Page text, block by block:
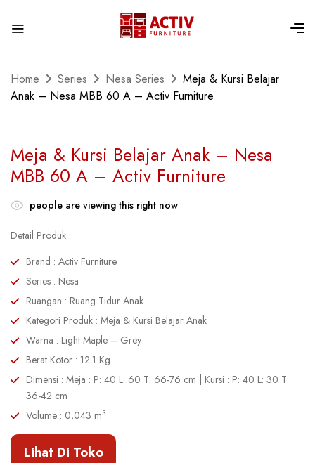
Home Series Nesa Series
Meja & Kursi Belajar
Anak – Nesa MBB 60 A – Activ Furniture
Meja & Kursi Belajar Anak – Nesa
MBB 60 A – Activ Furniture
people are viewing this right now
Detail Produk :
Brand : Activ Furniture
Series : Nesa
Ruangan : Ruang Tidur Anak
Kategori Produk : Meja & Kursi Belajar Anak
Warna : Light Maple – Grey
Berat Kotor : 12.1 Kg
Dimensi : Meja : P: 40 L: 60 T: 66-76 cm | Kursi : P: 40 L: 30 T:
36-42 cm
Volume : 0,043 m3
Lihat Di Toko